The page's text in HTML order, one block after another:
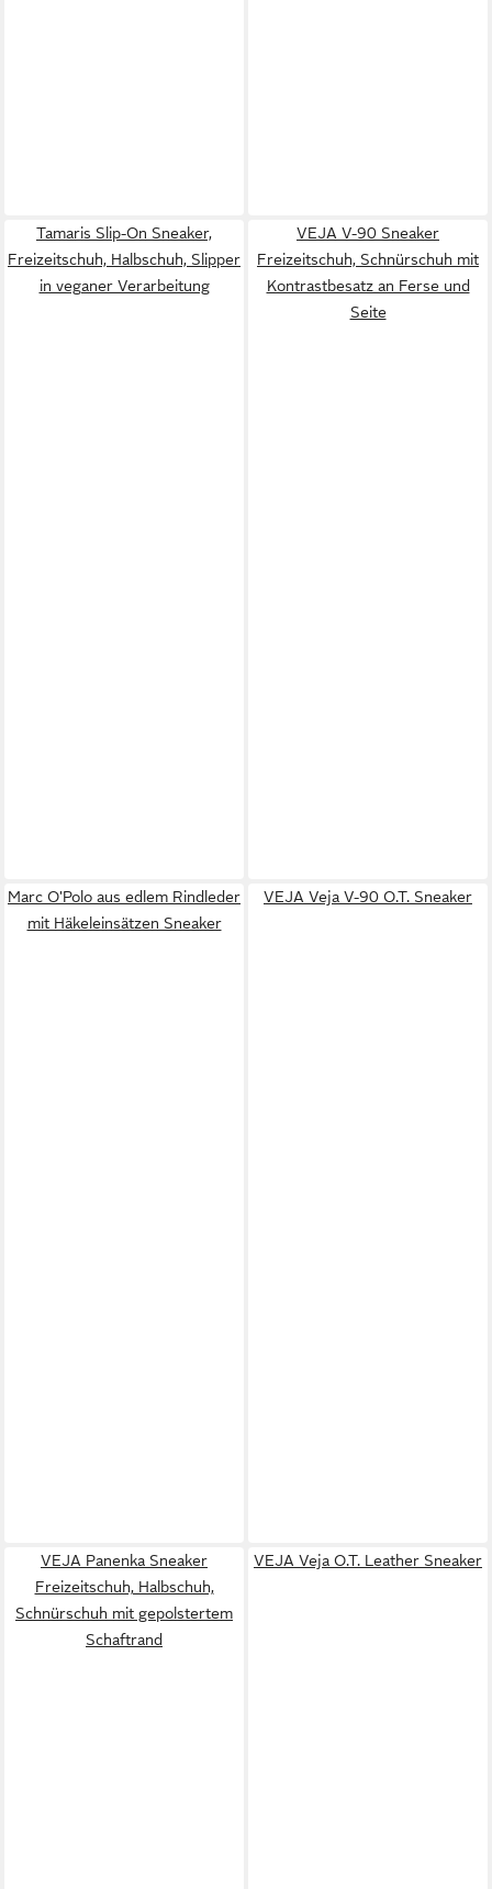
Tamaris Slip-On Sneaker,
Freizeitschuh, Halbschuh, Slipper
in veganer Verarbeitung
VEJA V-90 Sneaker
Freizeitschuh, Schnürschuh mit
Kontrastbesatz an Ferse und
Seite
Marc O'Polo aus edlem Rindleder
mit Häkeleinsätzen Sneaker
VEJA Veja V-90 O.T. Sneaker
VEJA Panenka Sneaker
Freizeitschuh, Halbschuh,
Schnürschuh mit gepolstertem
Schaftrand
VEJA Veja O.T. Leather Sneaker